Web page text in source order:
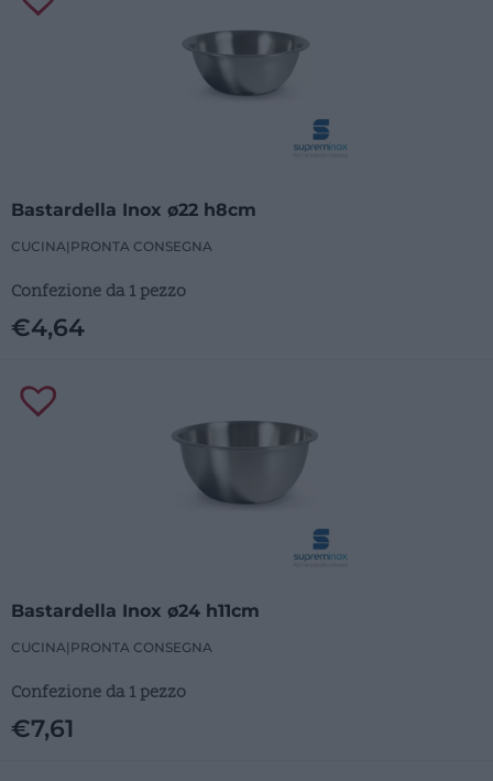
Bastardella Inox ø22 h8cm
CUCINA| PRONTA CONSEGNA
Confezione da 1 pezzo
€4,64
Bastardella Inox ø24 h11cm
CUCINA| PRONTA CONSEGNA
Confezione da 1 pezzo
€7,61